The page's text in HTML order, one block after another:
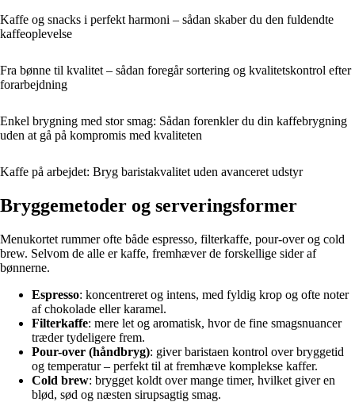
Kaffe og snacks i perfekt harmoni – sådan skaber du den fuldendte
kaffeoplevelse
Fra bønne til kvalitet – sådan foregår sortering og kvalitetskontrol efter
forarbejdning
Enkel brygning med stor smag: Sådan forenkler du din kaffebrygning
uden at gå på kompromis med kvaliteten
Kaffe på arbejdet: Bryg baristakvalitet uden avanceret udstyr
Bryggemetoder og serveringsformer
Menukortet rummer ofte både espresso, filterkaffe, pour-over og cold
brew. Selvom de alle er kaffe, fremhæver de forskellige sider af
bønnerne.
Espresso: koncentreret og intens, med fyldig krop og ofte noter
af chokolade eller karamel.
Filterkaffe: mere let og aromatisk, hvor de fine smagsnuancer
træder tydeligere frem.
Pour-over (håndbryg): giver baristaen kontrol over bryggetid
og temperatur – perfekt til at fremhæve komplekse kaffer.
Cold brew: brygget koldt over mange timer, hvilket giver en
blød, sød og næsten sirupsagtig smag.